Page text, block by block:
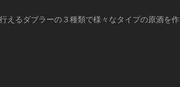
えるダブラーの３種類で様々なタイプの原酒を作